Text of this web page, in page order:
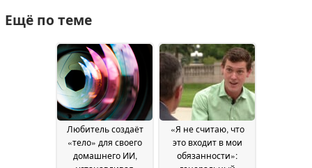
Ещё по теме
Любитель создаёт
«тело» для своего
домашнего ИИ,
«Я не считаю, что
это входит в мои
обязанности»: